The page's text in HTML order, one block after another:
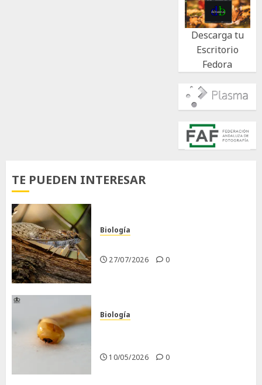
Descarga tu
Escritorio
Fedora
TE PUEDEN INTERESAR
Biología
27/07/2026 0
Biología
10/05/2026 0